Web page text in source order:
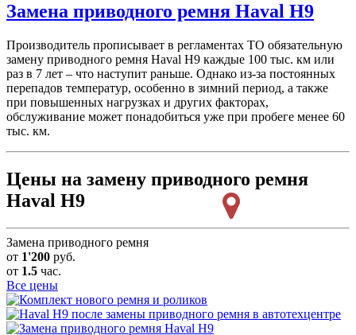
Замена приводного ремня Haval H9
Производитель прописывает в регламентах ТО обязательную
замену приводного ремня Haval H9 каждые 100 тыс. км или
раз в 7 лет – что наступит раньше. Однако из-за постоянных
перепадов температур, особенно в зимний период, а также
при повышенных нагрузках и других факторах,
обслуживание может понадобиться уже при пробеге менее 60
тыс. км.
Цены на замену приводного ремня
Haval H9
Замена приводного ремня
от 1'200 руб.
от 1.5 час.
Все цены